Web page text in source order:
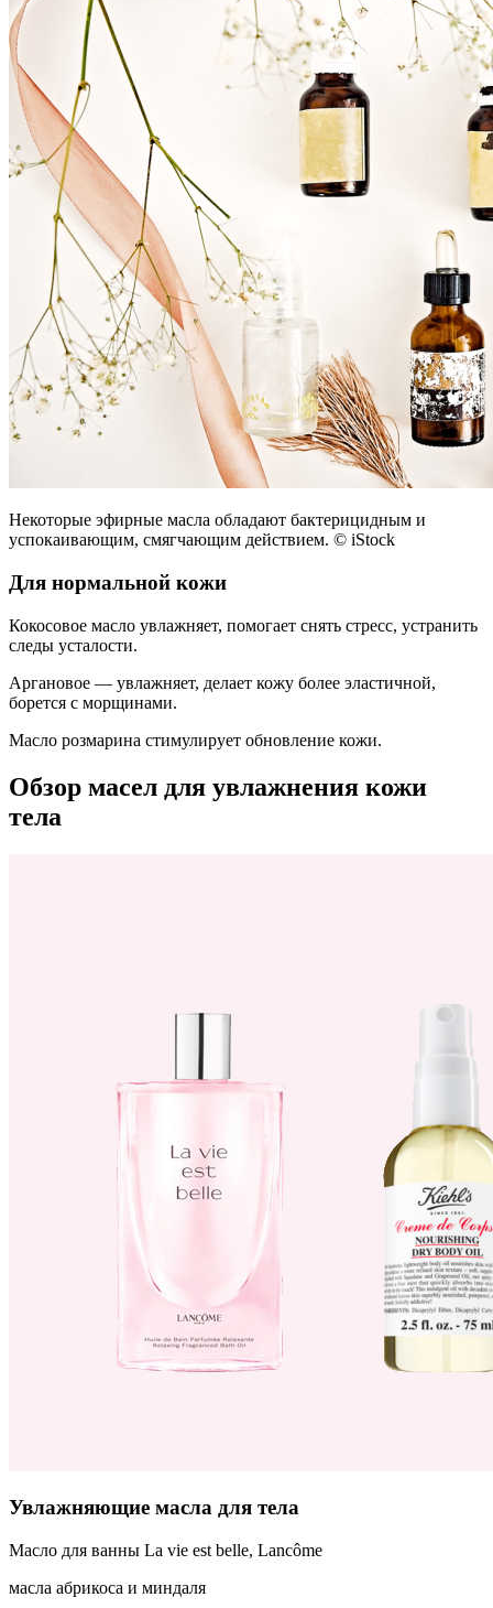
Некоторые эфирные масла обладают бактерицидным и
успокаивающим, смягчающим действием. © iStock
Для нормальной кожи
Кокосовое масло увлажняет, помогает снять стресс, устранить
следы усталости.
Аргановое — увлажняет, делает кожу более эластичной,
борется с морщинами.
Масло розмарина стимулирует обновление кожи.
Обзор масел для увлажнения кожи
тела
Увлажняющие масла для тела
Масло для ванны La vie est belle, Lancôme
масла абрикоса и миндаля